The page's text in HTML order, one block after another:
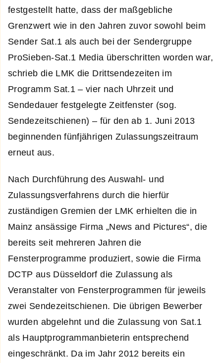
festgestellt hatte, dass der maßgebliche
Grenzwert wie in den Jahren zuvor sowohl beim
Sender Sat.1 als auch bei der Sendergruppe
ProSieben-Sat.1 Media überschritten worden war,
schrieb die LMK die Drittsendezeiten im
Programm Sat.1 – vier nach Uhrzeit und
Sendedauer festgelegte Zeitfenster (sog.
Sendezeitschienen) – für den ab 1. Juni 2013
beginnenden fünfjährigen Zulassungszeitraum
erneut aus.
Nach Durchführung des Auswahl- und
Zulassungsverfahrens durch die hierfür
zuständigen Gremien der LMK erhielten die in
Mainz ansässige Firma „News and Pictures“, die
bereits seit mehreren Jahren die
Fensterprogramme produziert, sowie die Firma
DCTP aus Düsseldorf die Zulassung als
Veranstalter von Fensterprogrammen für jeweils
zwei Sendezeitschienen. Die übrigen Bewerber
wurden abgelehnt und die Zulassung von Sat.1
als Hauptprogrammanbieterin entsprechend
eingeschränkt. Da im Jahr 2012 bereits ein